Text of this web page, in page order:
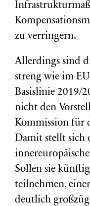
zu verringern.
Allerdings sind
streng wie im
Basislinie 2019/
nicht den
Kommission für
Damit stellt sich
Sollen sie
teilnehmen,
deutlich